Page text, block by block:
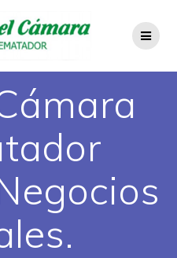
al
contenido